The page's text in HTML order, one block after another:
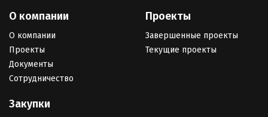
О компании
О компании
Проекты
Документы
Сотрудничество
Проекты
Завершенные проекты
Текущие проекты
Закупки